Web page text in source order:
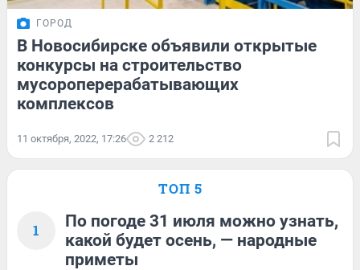
ГОРОД
В Новосибирске объявили открытые
конкурсы на строительство
мусороперерабатывающих
комплексов
11 октября, 2022, 17:26 2 212
ТОП 5
1
По погоде 31 июля можно узнать,
какой будет осень, — народные
приметы